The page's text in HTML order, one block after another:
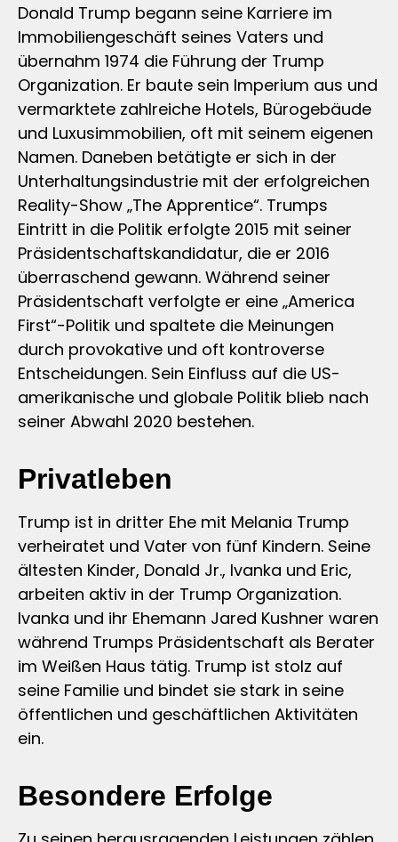
Donald Trump begann seine Karriere im
Immobiliengeschäft seines Vaters und
übernahm 1974 die Führung der Trump
Organization. Er baute sein Imperium aus und
vermarktete zahlreiche Hotels, Bürogebäude
und Luxusimmobilien, oft mit seinem eigenen
Namen. Daneben betätigte er sich in der
Unterhaltungsindustrie mit der erfolgreichen
Reality-Show „The Apprentice“. Trumps
Eintritt in die Politik erfolgte 2015 mit seiner
Präsidentschaftskandidatur, die er 2016
überraschend gewann. Während seiner
Präsidentschaft verfolgte er eine „America
First“-Politik und spaltete die Meinungen
durch provokative und oft kontroverse
Entscheidungen. Sein Einfluss auf die US-
amerikanische und globale Politik blieb nach
seiner Abwahl 2020 bestehen.
Privatleben
Trump ist in dritter Ehe mit Melania Trump
verheiratet und Vater von fünf Kindern. Seine
ältesten Kinder, Donald Jr., Ivanka und Eric,
arbeiten aktiv in der Trump Organization.
Ivanka und ihr Ehemann Jared Kushner waren
während Trumps Präsidentschaft als Berater
im Weißen Haus tätig. Trump ist stolz auf
seine Familie und bindet sie stark in seine
öffentlichen und geschäftlichen Aktivitäten
ein.
Besondere Erfolge